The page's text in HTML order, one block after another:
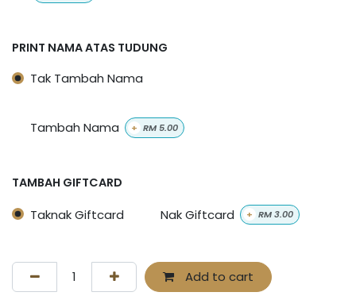
PRINT NAMA ATAS TUDUNG
Tak Tambah Nama
Tambah Nama + RM5.00
TAMBAH GIFTCARD
Taknak Giftcard Nak Giftcard + RM3.00
Add to cart